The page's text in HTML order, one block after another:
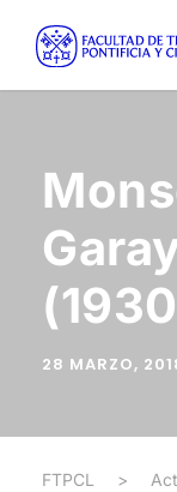
28 MARZO,
FTPCL >